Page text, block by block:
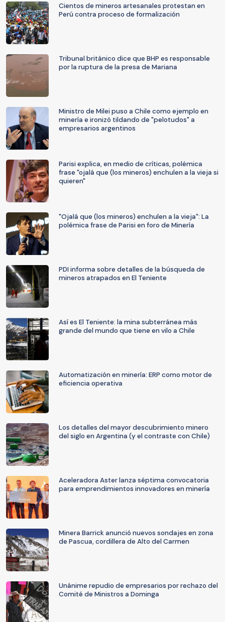
Cientos de mineros artesanales protestan en
Perú contra proceso de formalización
Tribunal británico dice que BHP es responsable
por la ruptura de la presa de Mariana
Ministro de Milei puso a Chile como ejemplo en
minería e ironizó tildando de "pelotudos" a
empresarios argentinos
Parisi explica, en medio de críticas, polémica
frase "ojalá que (los mineros) enchulen a la vieja si
quieren"
"Ojalá que (los mineros) enchulen a la vieja": La
polémica frase de Parisi en foro de Minería
PDI informa sobre detalles de la búsqueda de
mineros atrapados en El Teniente
Así es El Teniente: la mina subterránea más
grande del mundo que tiene en vilo a Chile
Automatización en minería: ERP como motor de
eficiencia operativa
Los detalles del mayor descubrimiento minero
del siglo en Argentina (y el contraste con Chile)
Aceleradora Aster lanza séptima convocatoria
para emprendimientos innovadores en minería
Minera Barrick anunció nuevos sondajes en zona
de Pascua, cordillera de Alto del Carmen
Unánime repudio de empresarios por rechazo del
Comité de Ministros a Dominga